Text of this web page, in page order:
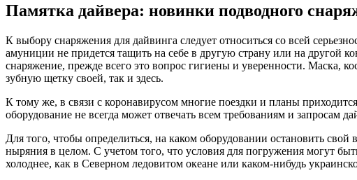
Памятка дайвера: новинки подводного
К выбору снаряжения для дайвинга следует относиться со всей
амуниции не придется тащить на себе в другую страну или на другой
снаряжение, прежде всего это вопрос гигиены и уверенности. Маска,
зубную щетку своей, так и здесь.
К тому же, в связи с коронавирусом многие поездки и планы
оборудование не всегда может отвечать всем требованиям и запросам
Для того, чтобы определиться, на каком оборудовании остановить
ныряния в целом. С учетом того, что условия для погружения могут
холоднее, как в Северном ледовитом океане или каком-нибудь